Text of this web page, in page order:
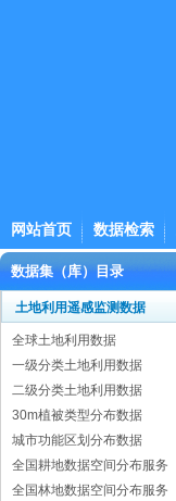
网站首页 数据检索
数据集（库）目录
土地利用遥感监测数据
全球土地利用数据
一级分类土地利用数据
二级分类土地利用数据
30m植被类型分布数据
城市功能区划分布数据
全国耕地数据空间分布服务
全国林地数据空间分布服务